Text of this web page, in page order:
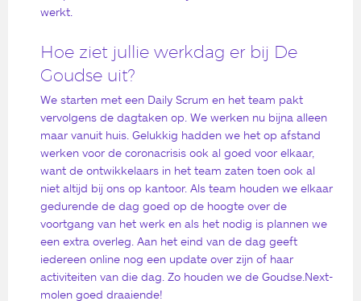
werkt.
Hoe ziet jullie werkdag er bij De
Goudse uit?
We starten met een Daily Scrum en het team pakt
vervolgens de dagtaken op. We werken nu bijna alleen
maar vanuit huis. Gelukkig hadden we het op afstand
werken voor de coronacrisis ook al goed voor elkaar,
want de ontwikkelaars in het team zaten toen ook al
niet altijd bij ons op kantoor. Als team houden we elkaar
gedurende de dag goed op de hoogte over de
voortgang van het werk en als het nodig is plannen we
een extra overleg. Aan het eind van de dag geeft
iedereen online nog een update over zijn of haar
activiteiten van die dag. Zo houden we de Goudse.Next-
molen goed draaiende!